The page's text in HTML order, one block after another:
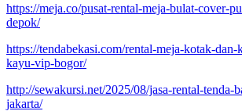
https://meja.co/pusat-rental-meja-bulat-cover-
depok/
https://tendabekasi.com/rental-meja-kotak-dan-
kayu-vip-bogor/
http://sewakursi.net/2025/08/jasa-rental-tenda-
jakarta/